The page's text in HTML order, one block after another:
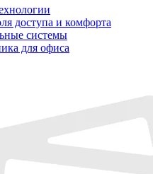
доступа и комфорта
системы
для офиса